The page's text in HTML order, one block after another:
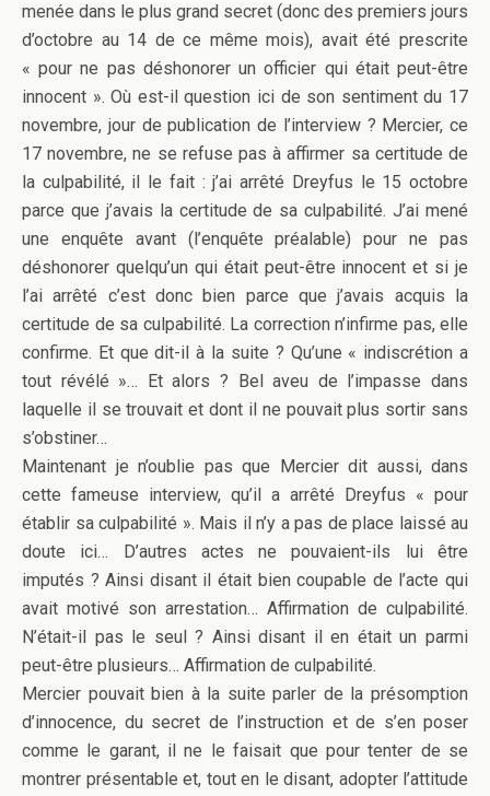
menée dans le plus grand secret (donc des premiers jours
d’octobre au 14 de ce même mois), avait été prescrite
« pour ne pas déshonorer un officier qui était peut-être
innocent ». Où est-il question ici de son sentiment du 17
novembre, jour de publication de l’interview ? Mercier, ce
17 novembre, ne se refuse pas à affirmer sa certitude de
la culpabilité, il le fait : j’ai arrêté Dreyfus le 15 octobre
parce que j’avais la certitude de sa culpabilité. J’ai mené
une enquête avant (l’enquête préalable) pour ne pas
déshonorer quelqu’un qui était peut-être innocent et si je
l’ai arrêté c’est donc bien parce que j’avais acquis la
certitude de sa culpabilité. La correction n’infirme pas, elle
confirme. Et que dit-il à la suite ? Qu’une « indiscrétion a
tout révélé »… Et alors ? Bel aveu de l’impasse dans
laquelle il se trouvait et dont il ne pouvait plus sortir sans
s’obstiner…
Maintenant je n’oublie pas que Mercier dit aussi, dans
cette fameuse interview, qu’il a arrêté Dreyfus « pour
établir sa culpabilité ». Mais il n’y a pas de place laissé au
doute ici… D’autres actes ne pouvaient-ils lui être
imputés ? Ainsi disant il était bien coupable de l’acte qui
avait motivé son arrestation… Affirmation de culpabilité.
N’était-il pas le seul ? Ainsi disant il en était un parmi
peut-être plusieurs… Affirmation de culpabilité.
Mercier pouvait bien à la suite parler de la présomption
d’innocence, du secret de l’instruction et de s’en poser
comme le garant, il ne le faisait que pour tenter de se
montrer présentable et, tout en le disant, adopter l’attitude